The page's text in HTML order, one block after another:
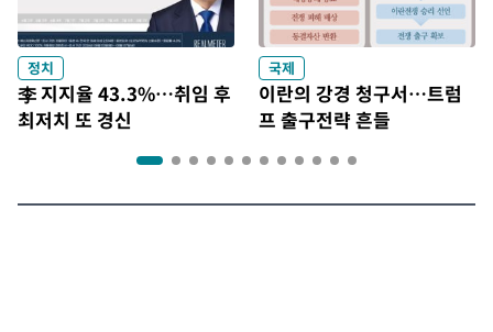
정치
李 지지율 43.3%…취임 후
최저치 또 경신
국제
이란의 강경 청구서…트럼
프 출구전략 흔들